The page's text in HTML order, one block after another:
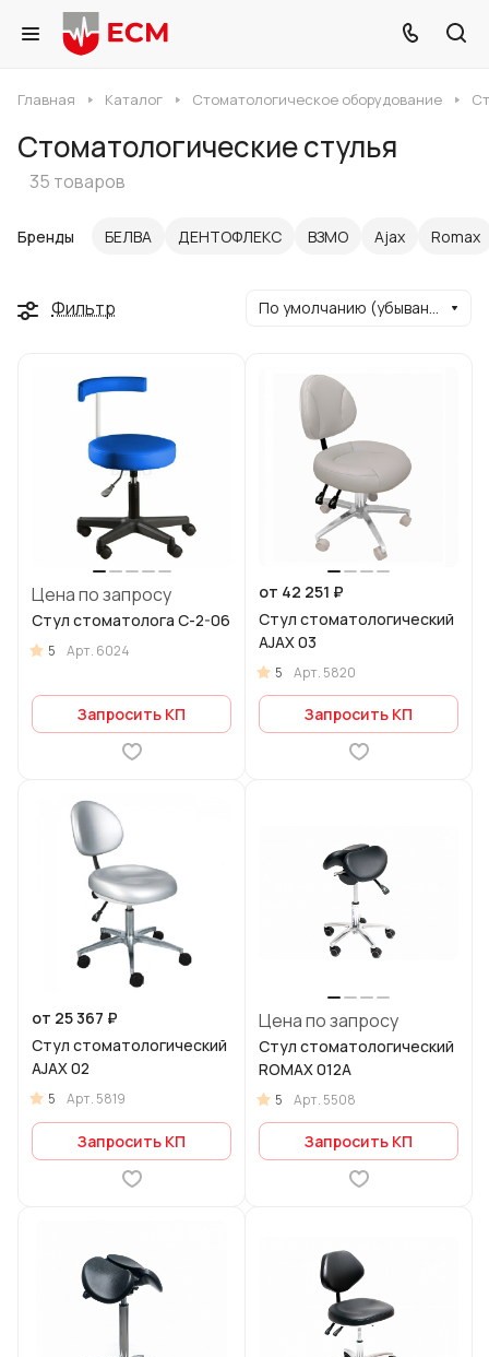
Главная Каталог Стоматологическое оборудование
Стоматологические стулья
35 товаров
Бренды БЕЛВА ДЕНТОФЛЕКС ВЗМО Ajax Romax
Фильтр По умолчанию (убывание)
Цена по запросу
Стул стоматолога С-2-06
5 Арт. 6024
Запросить КП
от 42 251 ₽
Стул стоматологический
AJAX 03
5 Арт. 5820
Запросить КП
от 25 367 ₽
Стул стоматологический
AJAX 02
5 Арт. 5819
Запросить КП
Цена по запросу
Стул стоматологический
ROMAX 012А
5 Арт. 5508
Запросить КП